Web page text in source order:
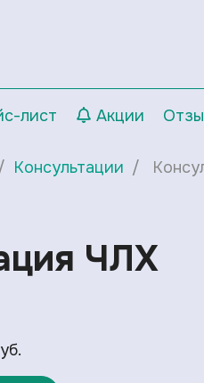
лист Акции
Консультации
ЧЛХ